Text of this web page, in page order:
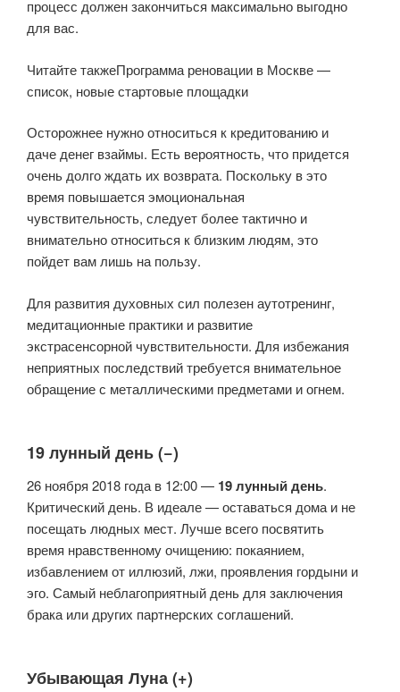
процесс должен закончиться максимально выгодно
для вас.
Читайте такжеПрограмма реновации в Москве —
список, новые стартовые площадки
Осторожнее нужно относиться к кредитованию и
даче денег взаймы. Есть вероятность, что придется
очень долго ждать их возврата. Поскольку в это
время повышается эмоциональная
чувствительность, следует более тактично и
внимательно относиться к близким людям, это
пойдет вам лишь на пользу.
Для развития духовных сил полезен аутотренинг,
медитационные практики и развитие
экстрасенсорной чувствительности. Для избежания
неприятных последствий требуется внимательное
обращение с металлическими предметами и огнем.
19 лунный день (−)
26 ноября 2018 года в 12:00 — 19 лунный день.
Критический день. В идеале — оставаться дома и не
посещать людных мест. Лучше всего посвятить
время нравственному очищению: покаянием,
избавлением от иллюзий, лжи, проявления гордыни и
эго. Самый неблагоприятный день для заключения
брака или других партнерских соглашений.
Убывающая Луна (+)